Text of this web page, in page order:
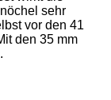
sehr
vor den 41
den 35 mm